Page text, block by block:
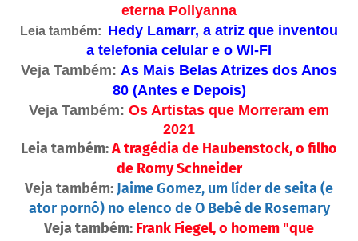
eterna Pollyanna
Leia também: Hedy Lamarr, a atriz que inventou
a telefonia celular e o WI-FI
Veja Também: As Mais Belas Atrizes dos Anos
80 (Antes e Depois)
Veja Também: Os Artistas que Morreram em
2021
Leia também:A tragédia de Haubenstock, o filho
de Romy Schneider
Veja também: Jaime Gomez, um líder de seita (e
ator pornô) no elenco de O Bebê de Rosemary
Veja também: Frank Fiegel, o homem "que